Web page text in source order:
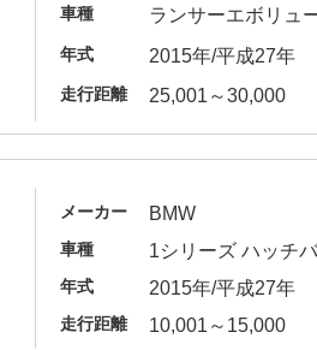
車種 ランサーエボリュ
年式 2015年/平成27年
走行距離 25,001～30,000
メーカー BMW
車種 1シリーズ ハッチ
年式 2015年/平成27年
走行距離 10,001～15,000